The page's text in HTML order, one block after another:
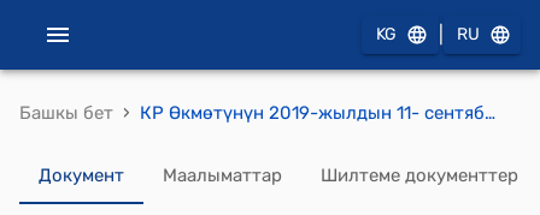
KG RU
Башкы бет › КР Өкмөтүнүн 2019-жылдын 11- сентябрындагы № 468 "Мамлекеттик ишканалардын ишин тартипке келтирүү тууралуу" токтому
Документ Маалыматтар Шилтеме документтер